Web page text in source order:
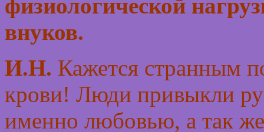
физиологической
внуков.
И.Н. Кажется странным
крови! Люди привыкли
именно любовью, а так